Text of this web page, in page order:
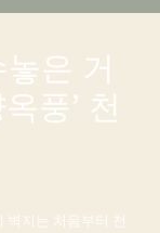
은 거
풍’ 천
벽지는 처음부터 천